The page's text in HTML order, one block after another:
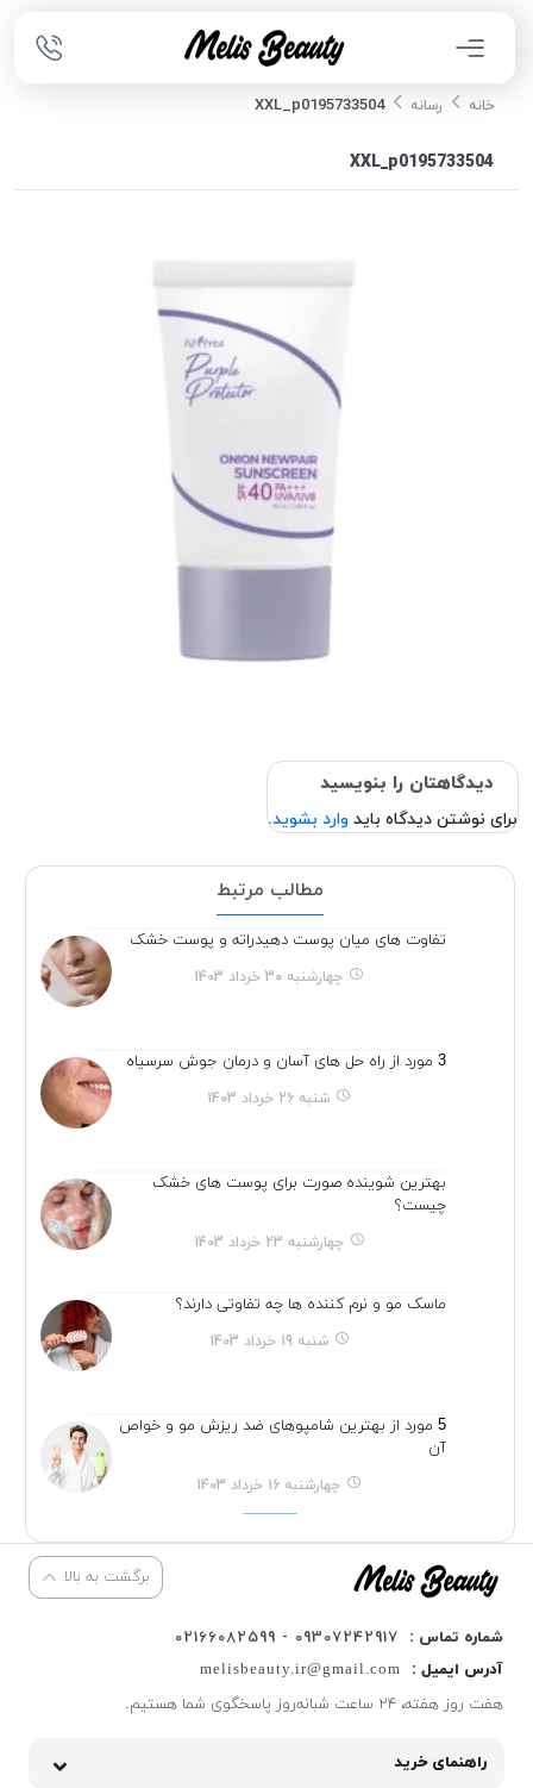
خانه رسانه XXL_p0195733504
XXL_p0195733504
دیدگاهتان را بنویسید
برای نوشتن دیدگاه باید وارد بشوید.
مطالب مرتبط
تفاوت های میان پوست دهیدراته و پوست خشک
چهارشنبه 30 خرداد 1403
3 مورد از راه حل های آسان و درمان جوش سرسیاه
شنبه 26 خرداد 1403
بهترین شوینده صورت برای پوست های خشک
چیست؟
چهارشنبه 23 خرداد 1403
ماسک مو و نرم کننده ها چه تفاوتی دارند؟
شنبه 19 خرداد 1403
5 مورد از بهترین شامپوهای ضد ریزش مو و خواص
آن
چهارشنبه 16 خرداد 1403
برگشت به بالا
شماره تماس :
09307242917 - 02166082599
آدرس ایمیل :
melisbeauty.ir@gmail.com
هفت روز هفته، ۲۴ ساعت شبانه‌روز پاسخگوی شما هستیم.
راهنمای خرید